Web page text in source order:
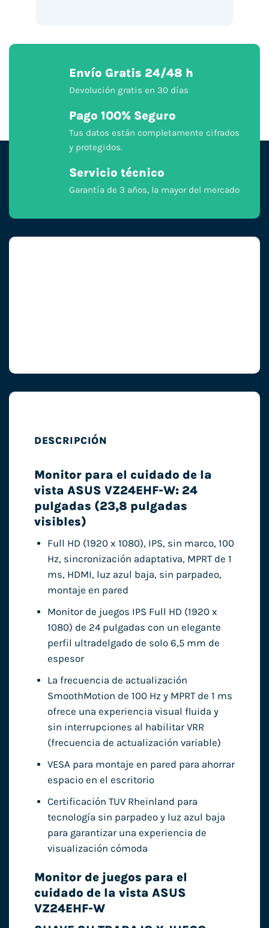
Envío Gratis 24/48 h
Devolución gratis en 30 días
Pago 100% Seguro
Tus datos están completamente cifrados
y protegidos.
Servicio técnico
Garantía de 3 años, la mayor del mercado
DESCRIPCIÓN
Monitor para el cuidado de la
vista ASUS VZ24EHF-W: 24
pulgadas (23,8 pulgadas
visibles)
Full HD (1920 x 1080), IPS, sin marco, 100
Hz, sincronización adaptativa, MPRT de 1
ms, HDMI, luz azul baja, sin parpadeo,
montaje en pared
Monitor de juegos IPS Full HD (1920 x
1080) de 24 pulgadas con un elegante
perfil ultradelgado de solo 6,5 mm de
espesor
La frecuencia de actualización
SmoothMotion de 100 Hz y MPRT de 1 ms
ofrece una experiencia visual fluida y
sin interrupciones al habilitar VRR
(frecuencia de actualización variable)
VESA para montaje en pared para ahorrar
espacio en el escritorio
Certificación TUV Rheinland para
tecnología sin parpadeo y luz azul baja
para garantizar una experiencia de
visualización cómoda
Monitor de juegos para el
cuidado de la vista ASUS
VZ24EHF-W